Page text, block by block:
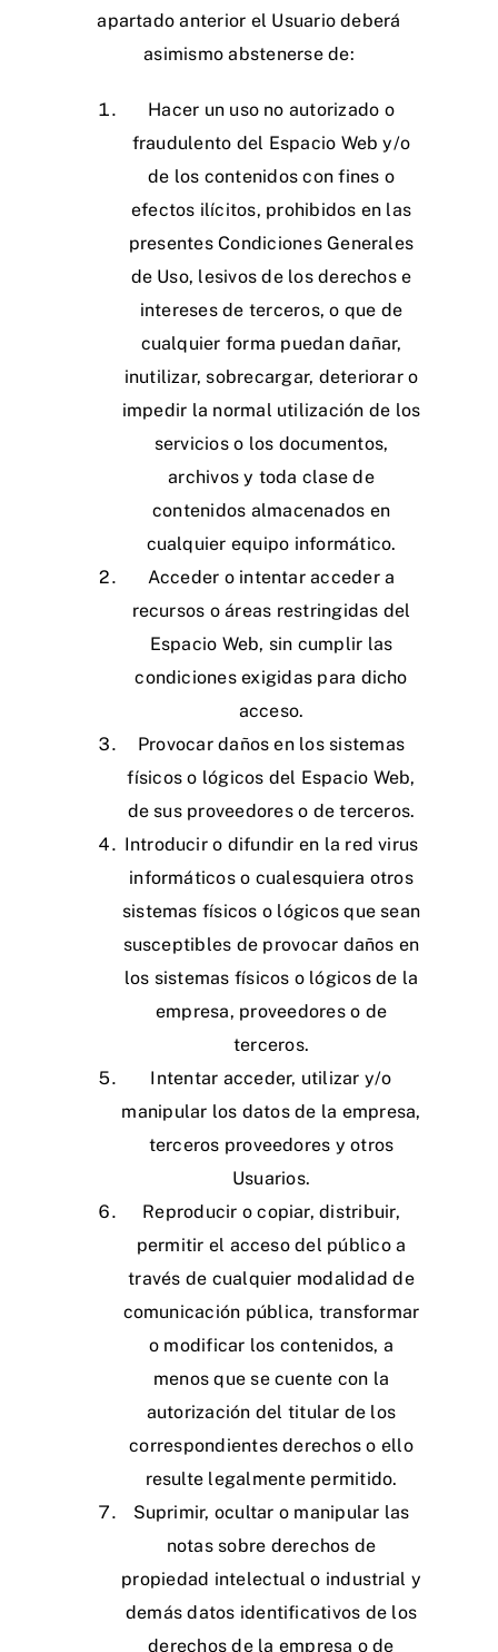
apartado anterior el Usuario deberá
asimismo abstenerse de:
Hacer un uso no autorizado o
fraudulento del Espacio Web y/o
de los contenidos con fines o
efectos ilícitos, prohibidos en las
presentes Condiciones Generales
de Uso, lesivos de los derechos e
intereses de terceros, o que de
cualquier forma puedan dañar,
inutilizar, sobrecargar, deteriorar o
impedir la normal utilización de los
servicios o los documentos,
archivos y toda clase de
contenidos almacenados en
cualquier equipo informático.
Acceder o intentar acceder a
recursos o áreas restringidas del
Espacio Web, sin cumplir las
condiciones exigidas para dicho
acceso.
Provocar daños en los sistemas
físicos o lógicos del Espacio Web,
de sus proveedores o de terceros.
Introducir o difundir en la red virus
informáticos o cualesquiera otros
sistemas físicos o lógicos que sean
susceptibles de provocar daños en
los sistemas físicos o lógicos de la
empresa, proveedores o de
terceros.
Intentar acceder, utilizar y/o
manipular los datos de la empresa,
terceros proveedores y otros
Usuarios.
Reproducir o copiar, distribuir,
permitir el acceso del público a
través de cualquier modalidad de
comunicación pública, transformar
o modificar los contenidos, a
menos que se cuente con la
autorización del titular de los
correspondientes derechos o ello
resulte legalmente permitido.
Suprimir, ocultar o manipular las
notas sobre derechos de
propiedad intelectual o industrial y
demás datos identificativos de los
derechos de la empresa o de